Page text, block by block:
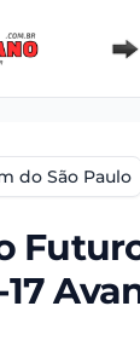
do São Paulo